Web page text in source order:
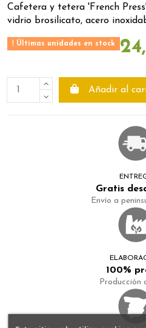
Cafetera y tetera 'French
vidrio brosilicato, acero
Últimas unidades en stock
Añadir al
Gratis
Envío a
100%
Producción